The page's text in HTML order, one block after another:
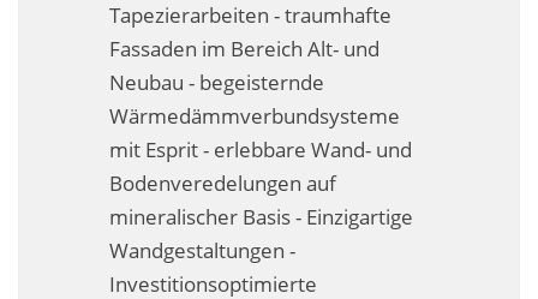
Wandbegrünungen
Wärmedämmung / WDVS
Service ›
Entspannter Urlaubsservice
Business-Lösungen
Tapezierarbeiten - traumhafte
Fassaden im Bereich Alt- und
Neubau - begeisternde
Wärmedämmverbundsysteme
mit Esprit - erlebbare Wand- und
Bodenveredelungen auf
mineralischer Basis - Einzigartige
Wandgestaltungen -
Investitionsoptimierte